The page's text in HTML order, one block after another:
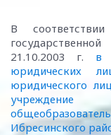
В
21.10.2003 г. в
юридических
юридического
Ибресинского